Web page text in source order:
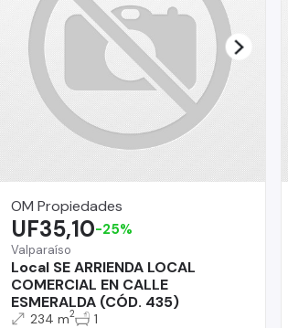
OM Propiedades
Valparaíso
Local SE ARRIENDA LOCAL
COMERCIAL EN CALLE
ESMERALDA (CÓD. 435)
UF35,10-25%
234 m2 1